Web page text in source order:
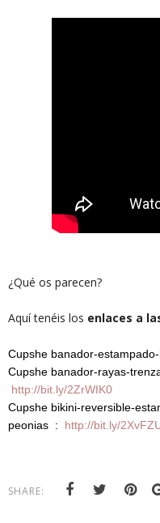
¿Qué os parecen?
Aquí tenéis los enlaces a
Cupshe banador-
Cupshe banador-rayas-
http://bit.ly/2ZrWIK0
Cupshe bikini-reversible-
peonias : http://bit.ly/
SHARE: